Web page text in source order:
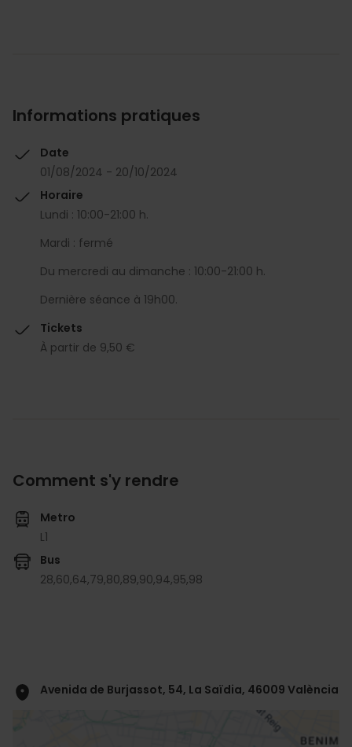
Informations pratiques
Date
01/08/2024 - 20/10/2024
Horaire
Lundi : 10:00-21:00 h.
Mardi : fermé
Du mercredi au dimanche : 10:00-21:00 h.
Dernière séance à 19h00.
Tickets
À partir de 9,50 €
Comment s'y rendre
Metro
L1
Bus
28,60,64,79,80,89,90,94,95,98
Avenida de Burjassot, 54, La Saïdia, 46009 València